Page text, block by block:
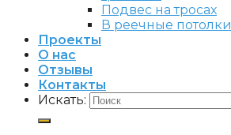
Подвес на тросах
В реечные потолки
Проекты
О нас
Отзывы
Контакты
Искать: